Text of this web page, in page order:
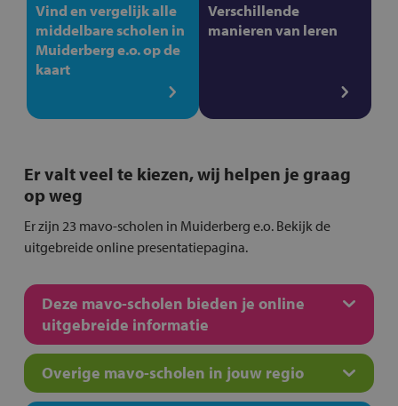
Vind en vergelijk alle
middelbare scholen in
Muiderberg e.o. op de
kaart
Verschillende
manieren van leren
Er valt veel te kiezen, wij helpen je graag
op weg
Er zijn 23 mavo-scholen in Muiderberg e.o. Bekijk de
uitgebreide online presentatiepagina.
Deze mavo-scholen bieden je online
uitgebreide informatie
Overige mavo-scholen in jouw regio